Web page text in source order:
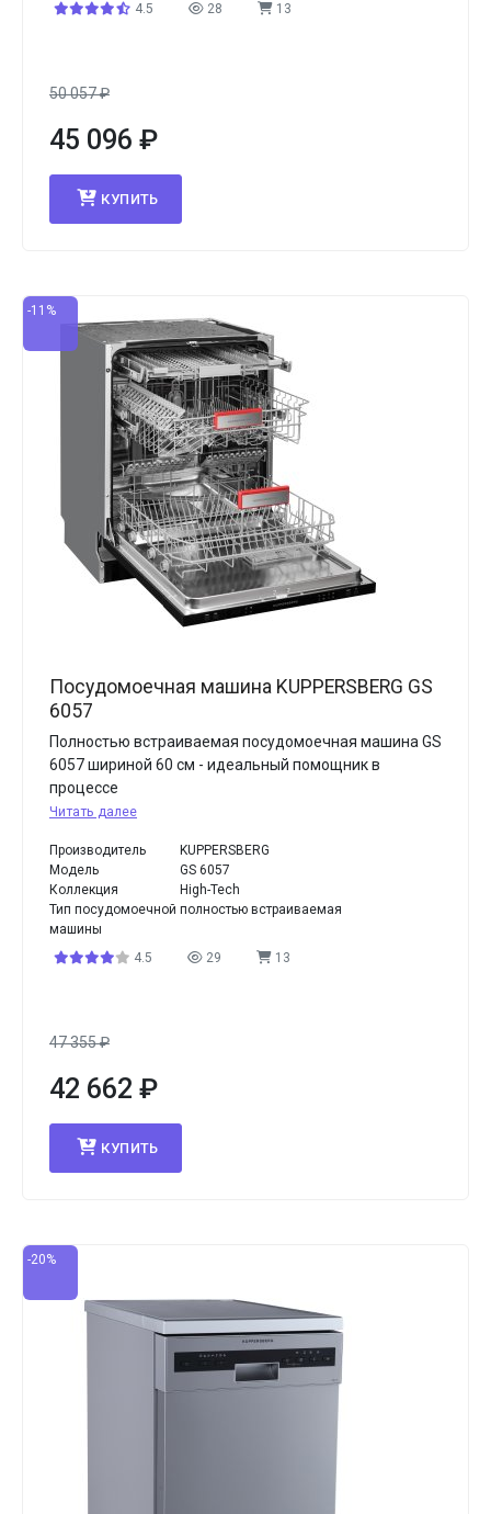
4.5 28 13
50 057₽
45 096 ₽
КУПИТЬ
-11%
Посудомоечная машина KUPPERSBERG GS
6057
Полностью встраиваемая посудомоечная машина GS
6057 шириной 60 см - идеальный помощник в
процессе
Читать далее
Производитель
KUPPERSBERG
Модель
GS 6057
Коллекция
High-Tech
Тип посудомоечной
машины
полностью встраиваемая
4.5 29 13
47 355₽
42 662 ₽
КУПИТЬ
-20%